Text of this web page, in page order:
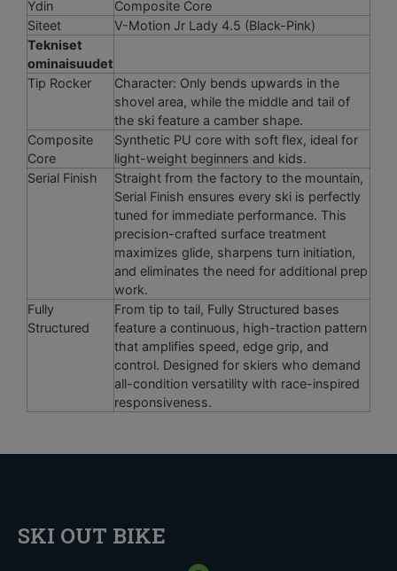
Ydin
Composite Core
Siteet
V-Motion Jr Lady 4.5 (Black-Pink)
Tekniset
ominaisuudet
Tip Rocker
Character: Only bends upwards in the
shovel area, while the middle and tail of
the ski feature a camber shape.
Composite
Core
Synthetic PU core with soft flex, ideal for
light-weight beginners and kids.
Serial Finish
Straight from the factory to the mountain,
Serial Finish ensures every ski is perfectly
tuned for immediate performance. This
precision-crafted surface treatment
maximizes glide, sharpens turn initiation,
and eliminates the need for additional prep
work.
Fully
Structured
From tip to tail, Fully Structured bases
feature a continuous, high-traction pattern
that amplifies speed, edge grip, and
control. Designed for skiers who demand
all-condition versatility with race-inspired
responsiveness.
SKI OUT BIKE